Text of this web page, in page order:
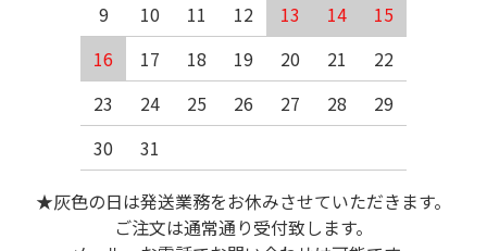
9
10 11 12 13 14
15
16
17 18 19 20 21
22
23
24 25 26 27 28
29
30
31
★灰色の日は発送業務をお休みさせていただきます。
ご注文は通常通り受付致します。